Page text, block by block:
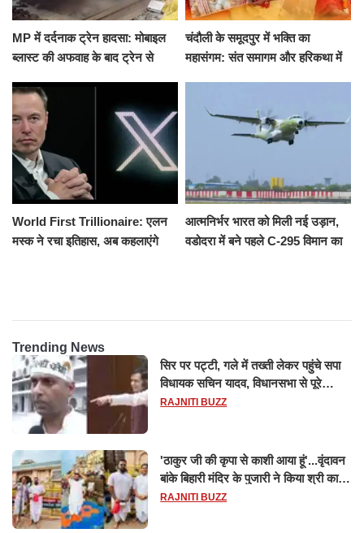
MP में दर्दनाक ट्रेन हादसा: मोबाइल
ब्लास्ट की अफवाह के बाद ट्रेन से
रौंदा, 4 की मौत
चंदौली के समूदपुर में भक्ति का
महासंगम: संत समागम और हरिकथा में
World First Trillionaire: एलन
मस्क ने रचा इतिहास, अब कहलाएंगे
आत्मनिर्भर भारत को मिली नई उड़ान,
वडोदरा में बने पहले C-295 विमान का
Trending News
सिर पर पट्टी, गले में तख्ती लेकर पहुंचे सपा
विधायक सचिन यादव, विधानसभा से पूरे
मानसून सत्र के लिए किया गया निलंबित
RAJNITI BUZZ
'ठाकुर जी की कृपा से काशी आया हूं'...वृंदावन
बांके बिहारी मंदिर के पुजारी ने किया श्री काशी
विश्वनाथ का जलाभिषेक
RAJNITI BUZZ